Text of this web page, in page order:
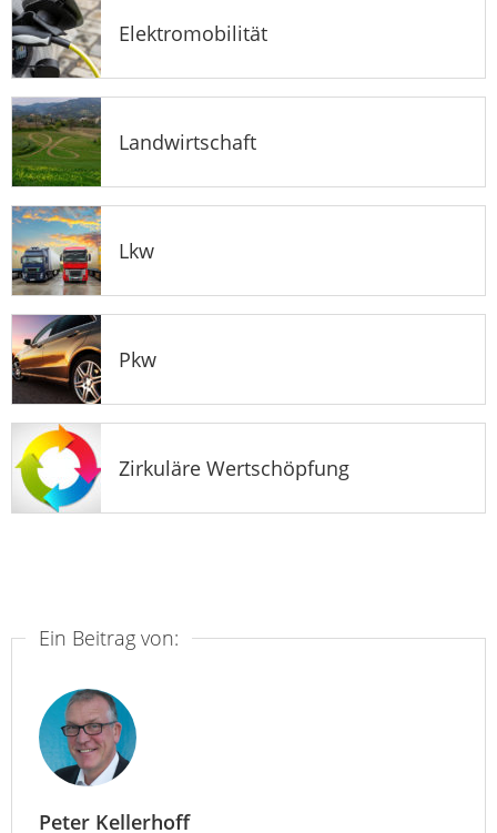
Elektromobilität
Landwirtschaft
Lkw
Pkw
Zirkuläre Wertschöpfung
Ein Beitrag von:
Peter Kellerhoff